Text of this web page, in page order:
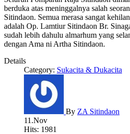
berduka atas meninggalnya salah
Sitindaon. Semua merasa sangat
adalah Op. Lamtiur Sitindaon Br.
sudah lebih dahulu almarhum yang
dengan Ama ni Artha Sitindaon.
Details
Category: Sukacita & Dukacita
By ZA Sitindaon
11.Nov
Hits: 1981